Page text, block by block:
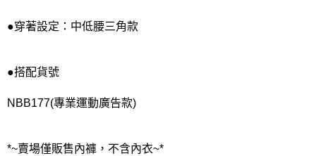
●穿著設定：中低腰三角款
●搭配貨號
NBB177(專業運動廣告款)
*~賣場僅販售內褲，不含內衣~*